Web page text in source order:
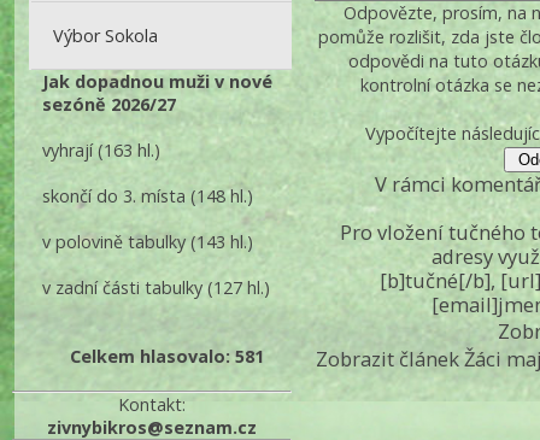
Výbor Sokola
Jak dopadnou muži v nové
sezóně 2026/27
vyhrají(163 hl.)
skončí do 3. místa (148 hl.)
v polovině tabulky(143 hl.)
v zadní části tabulky (127 hl.)
Celkem hlasovalo: 581
Kontakt:
zivnybikros@seznam.cz
Odpovězte, prosím, na
pomůže rozlišit, zda jste
odpovědi na tuto
kontrolní otázka se
Vypočítejte
V rámci
Pro vložení tučného
adresy
[b]tučné[/b],
Zobrazit článek Žáci